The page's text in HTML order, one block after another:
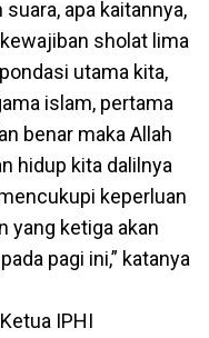
apa kaitannya,
sholat lima
utama kita,
islam, pertama
benar maka Allah
hidup kita dalilnya
keperluan
yang ketiga akan
pagi ini,” katanya
IPHI